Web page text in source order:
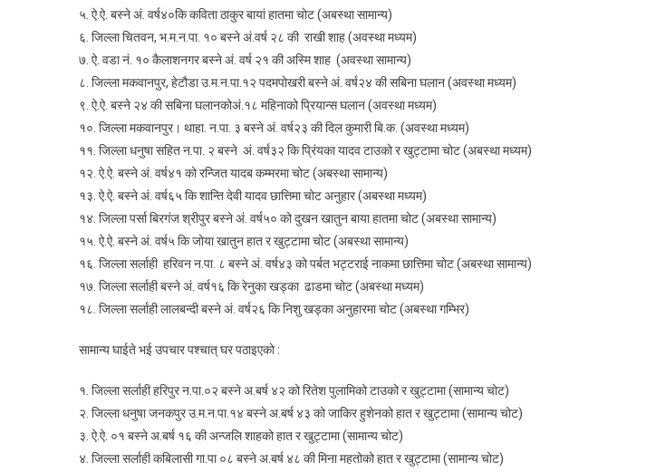
५. ऐ.ऐ. बस्ने अं. वर्ष४०कि कविता ठाकुर बायां हातमा चोट (अबस्था सामान्य)
६. जिल्ला चितवन, भ.म.न.पा. १० बस्ने अं.वर्ष २८ की राखी शाह (अवस्था मध्यम)
७. ऐ. वडा नं. १० कैलाशनगर बस्ने अं. वर्ष २१ की अस्मि शाह (अवस्था सामान्य)
८. जिल्ला मकवानपुर, हेटौडा उ.म.न.पा.१२ पदमपोखरी बस्ने अं. वर्ष२४ की सबिना घलान (अवस्था मध्यम)
९. ऐ.ऐ. बस्ने २४ की सबिना घलानकोअं.१८ महिनाको प्रियान्स घलान (अवस्था मध्यम)
१०. जिल्ला मकवानपुर। थाहा. न.पा. ३ बस्ने अं. वर्ष२३ की दिल कुमारी बि.क. (अवस्था मध्यम)
११. जिल्ला धनुषा सहित न.पा. २ बस्ने अं. वर्ष३२ कि प्रिंयका यादव टाउको र खुट्टामा चोट (अबस्था मध्यम)
१२. ऐ.ऐ. बस्ने अं. वर्ष४१ को रन्जित यादब कम्मरमा चोट (अबस्था सामान्य)
१३. ऐ.ऐ. बस्ने अं. वर्ष६५ कि शान्ति देवी यादव छात्तिमा चोट अनुहार (अबस्था मध्यम)
१४. जिल्ला पर्सा बिरगंज श्रीपुर बस्ने अं. वर्ष५० को दुखन खातुन बाया हातमा चोट (अबस्था सामान्य)
१५. ऐ.ऐ. बस्ने अं. वर्ष५ कि जोया खातुन हात र खुट्टामा चोट (अबस्था सामान्य)
१६. जिल्ला सर्लाही हरिवन न.पा. ८ बस्ने अं. वर्ष४३ को पर्बत भट्टराई नाकमा छात्तिमा चोट (अबस्था सामान्य)
१७. जिल्ला सर्लाही बस्ने अं. वर्ष१६ कि रेनुका खड्का ढाडमा चोट (अबस्था मध्यम)
१८. जिल्ला सर्लाही लालबन्दी बस्ने अं. वर्ष२६ कि निशु खड्का अनुहारमा चोट (अबस्था गम्भिर)
सामान्य घाईते भई उपचार पश्चात् घर पठाइएको :
१. जिल्ला सर्लाही हरिपुर न.पा.०२ बस्ने अ.बर्ष ४२ को रितेश पुलामिको टाउको र खुट्टामा (सामान्य चोट)
२. जिल्ला धनुषा जनकपुर उ.म.न.पा.१४ बस्ने अ.बर्ष ४३ को जाकिर हुशेनको हात र खुट्टामा (सामान्य चोट)
३. ऐ.ऐ. ०१ बस्ने अ.बर्ष १६ की अन्जलि शाहको हात र खुट्टामा (सामान्य चोट)
४. जिल्ला सर्लाही कबिलासी गा.पा ०८ बस्ने अ.बर्ष ४८ की मिना महतोको हात र खुट्टामा (सामान्य चोट)